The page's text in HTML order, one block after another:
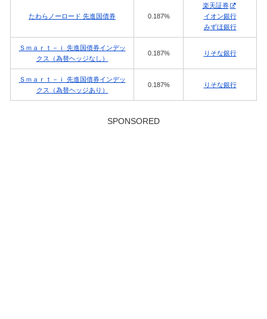
たわらノーロード 先進国債券 0.187%
楽天証券
イオン銀行
みずほ銀行
Ｓｍａｒｔ－ｉ 先進国債券インデッ
クス（為替ヘッジなし）
0.187% りそな銀行
Ｓｍａｒｔ－ｉ 先進国債券インデッ
クス（為替ヘッジあり）
0.187% りそな銀行
SPONSORED